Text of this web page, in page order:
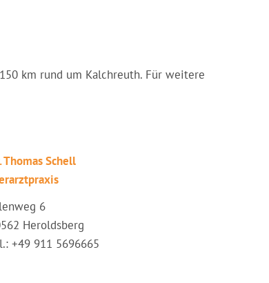
km rund um Kalchreuth. Für weitere
Thomas Schell
6
Heroldsberg
+49 911 5696665